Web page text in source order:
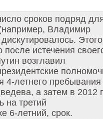
сроков подряд
Владимир
Этого
истечения
возглавил
летнего пребывания
а затем в 2012
на третий
6-летний, срок.